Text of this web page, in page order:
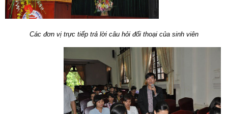
Các đơn vị trực tiếp trả lời câu hỏi đối thoại của sinh viên